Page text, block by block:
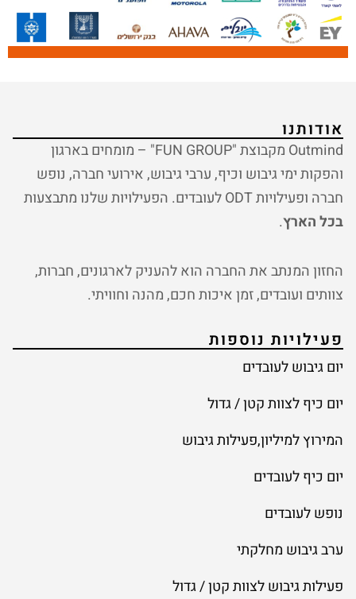
אודותנו
Outmind מקבוצת "FUN GROUP" – מומחים בארגון
והפקות ימי גיבוש וכיף, ערבי גיבוש, אירועי חברה, נופש
חברה ופעילויות ODT לעובדים. הפעילויות שלנו מתבצעות
בכל הארץ.
החזון המנתב את החברה הוא להעניק לארגונים, חברות,
צוותים ועובדים, זמן איכות חכם, מהנה וחוויתי.
פעילויות נוספות
יום גיבוש לעובדים
יום כיף לצוות קטן / גדול
המירוץ למיליון,פעילות גיבוש
יום כיף לעובדים
נופש לעובדים
ערב גיבוש מחלקתי
פעילות גיבוש לצוות קטן / גדול